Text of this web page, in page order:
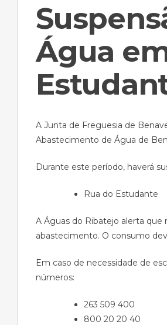
Água
A Junta de Freguesia de
Abastecimento de Água de
Durante este período, haverá
Rua do Estudante
A Águas do Ribatejo alerta
abastecimento. O consumo
Em caso de necessidade de
números:
263 509 400
800 20 20 40